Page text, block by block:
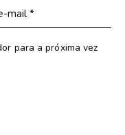
para a próxima vez